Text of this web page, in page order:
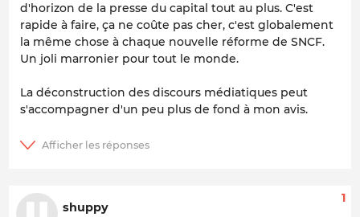
d'horizon de la presse du capital tout au plus. C'est
rapide à faire, ça ne coûte pas cher, c'est globalement
la même chose à chaque nouvelle réforme de SNCF.
Un joli marronier pour tout le monde.
La déconstruction des discours médiatiques peut
s'accompagner d'un peu plus de fond à mon avis.
shuppy
1